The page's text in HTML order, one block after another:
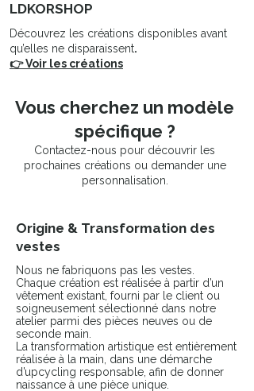
LDKORSHOP
Découvrez les créations disponibles avant
qu’elles ne disparaissent.
👉 Voir les créations
Vous cherchez un modèle
spécifique ?
Contactez-nous pour découvrir les
prochaines créations ou demander une
personnalisation.
Origine & Transformation des
vestes
Nous ne fabriquons pas les vestes.
Chaque création est réalisée à partir d’un
vêtement existant, fourni par le client ou
soigneusement sélectionné dans notre
atelier parmi des pièces neuves ou de
seconde main.
La transformation artistique est entièrement
réalisée à la main, dans une démarche
d’upcycling responsable, afin de donner
naissance à une pièce unique.